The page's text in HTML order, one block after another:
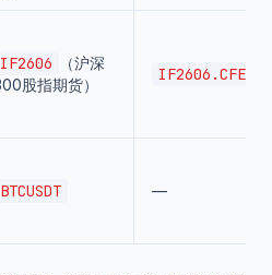
IF2606
（沪深
股指期货）
IF2606.CFE
BTCUSDT —